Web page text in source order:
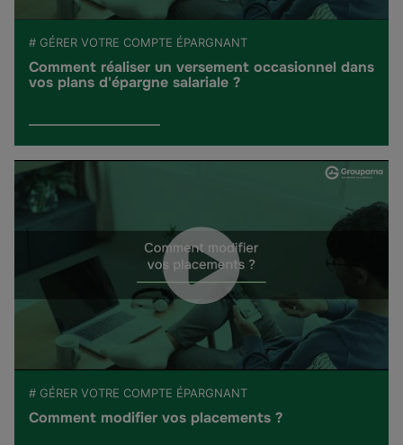
# GÉRER VOTRE COMPTE ÉPARGNANT
Comment réaliser un versement occasionnel dans
vos plans d'épargne salariale ?
# GÉRER VOTRE COMPTE ÉPARGNANT
Comment modifier vos placements ?